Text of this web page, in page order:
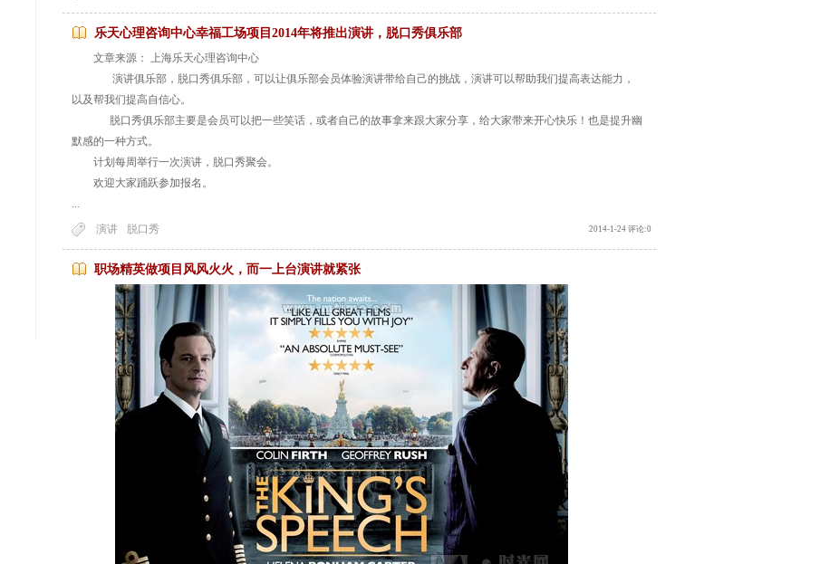
乐天心理咨询中心幸福工场项目2014年将推出演讲，脱口秀俱乐部
文章来源： 上海乐天心理咨询中心
演讲俱乐部，脱口秀俱乐部，可以让俱乐部会员体验演讲带给自己的挑战，演讲可以帮助我们提高表达能力，
以及帮我们提高自信心。
脱口秀俱乐部主要是会员可以把一些笑话，或者自己的故事拿来跟大家分享，给大家带来开心快乐！也是提升幽
默感的一种方式。
计划每周举行一次演讲，脱口秀聚会。
欢迎大家踊跃参加报名。
...
2014-1-24 评论:0
演讲 脱口秀
职场精英做项目风风火火，而一上台演讲就紧张